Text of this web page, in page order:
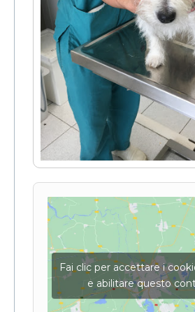
Fai clic per accettare i
e abilitare questo